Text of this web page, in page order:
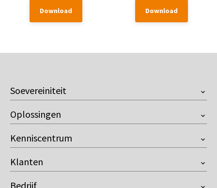
Download Download
Soevereiniteit
European Company
Resilience against the US Cloud Act
Control over AI
Compliant with the EU AI Act
Oplossingen
Supplier Management
Contract Management
eProcurement
Kenniscentrum
Downloads
Klanten
Bedrijf